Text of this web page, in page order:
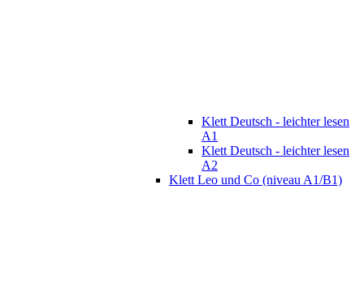
Klett Deutsch - leichter lesen
A1
Klett Deutsch - leichter lesen
A2
Klett Leo und Co (niveau A1/B1)